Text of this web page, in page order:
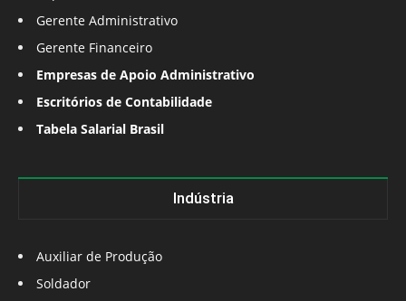
Gerente Administrativo
Gerente Financeiro
Empresas de Apoio Administrativo
Escritórios de Contabilidade
Tabela Salarial Brasil
Indústria
Auxiliar de Produção
Soldador